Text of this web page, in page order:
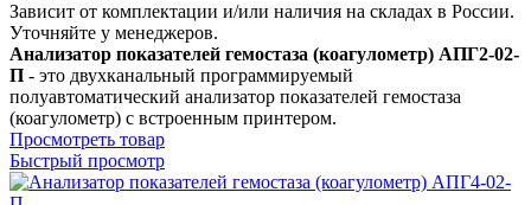
Зависит от комплектации и/или наличия на складах в России.
Уточняйте у менеджеров.
Анализатор показателей гемостаза (коагулометр) АПГ2-02-
П - это двухканальный программируемый
полуавтоматический анализатор показателей гемостаза
(коагулометр) с встроенным принтером.
Просмотреть товар
Быстрый просмотр